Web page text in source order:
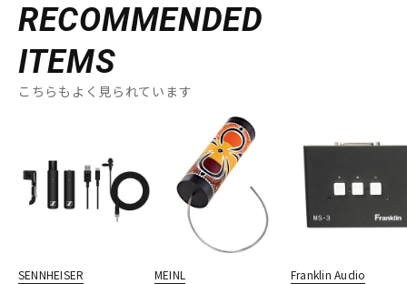
RECOMMENDED
ITEMS
こちらもよく見られています
SENNHEISER
MEINL
Franklin Audio